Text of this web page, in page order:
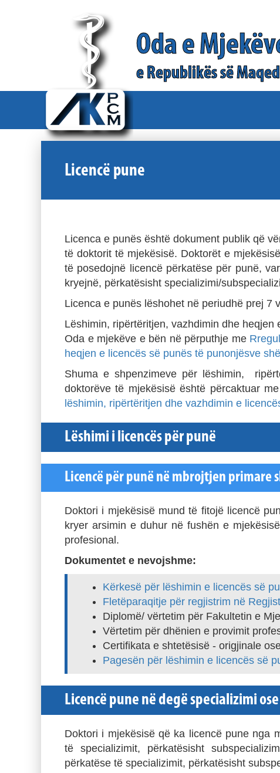
Oda e
e Republikës së
Licencë pune
Licenca e punës është dokument publik që
të doktorit të mjekësisë. Doktorët e
të posedojnë licencë përkatëse për punë,
kryejnë, përkatësisht specializimi/
Licenca e punës lëshohet në periudhë prej 7
Lëshimin, ripërtëritjen, vazhdimin dhe
Oda e mjekëve e bën në përputhje me
heqjen e licencës së punës të punonjësve
Shuma e shpenzimeve për lëshimin,
doktorëve të mjekësisë është përcaktuar me
lëshimin, ripërtëritjen dhe vazhdimin e
Lëshimi i licencës për punë
Licencë për punë në mbrojtjen primare
Doktori i mjekësisë mund të fitojë licencë
kryer arsimin e duhur në fushën e
profesional.
Dokumentet e nevojshme:
Kërkesë për lëshimin e licencës së
Fletëparaqitje për regjistrim në
Diplomë/ vërtetim për Fakultetin e
Vërtetim për dhënien e provimit
Certifikata e shtetësisë - origjinale
Pagesën për lëshimin e licencës së
Licencë pune në degë specializimi
Doktori i mjekësisë që ka licencë pune nga
të specializimit, përkatësisht
përkatëse të specializimit, përkatësisht